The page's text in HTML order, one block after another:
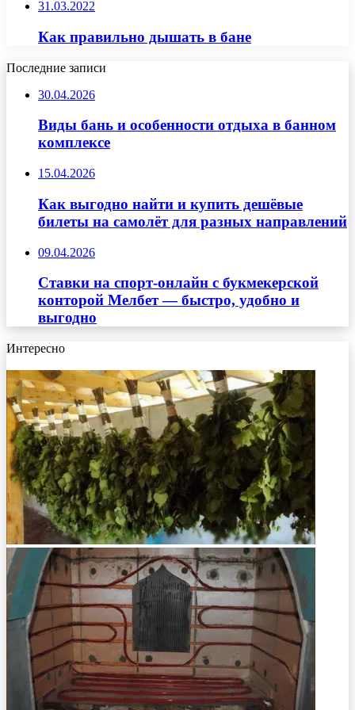
31.03.2022
Как правильно дышать в бане
Последние записи
30.04.2026
Виды бань и особенности отдыха в банном
комплексе
15.04.2026
Как выгодно найти и купить дешёвые
билеты на самолёт для разных направлений
09.04.2026
Ставки на спорт-онлайн с букмекерской
конторой Мелбет — быстро, удобно и
выгодно
Интересно